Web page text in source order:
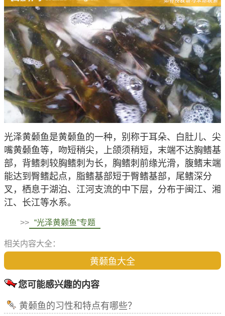
光泽黄颡鱼是黄颡鱼的一种，别称于耳朵、白肚儿、尖
嘴黄颡鱼等，吻短稍尖，上颌须稍短，末端不达胸鳍基
部，背鳍刺较胸鳍刺为长，胸鳍刺前缘光滑，腹鳍末端
能达到臀鳍起点，脂鳍基部短于臀鳍基部，尾鳍深分
叉，栖息于湖泊、江河支流的中下层，分布于闽江、湘
江、长江等水系。
>> “光泽黄颡鱼”专题
相关内容大全：
黄颡鱼大全
您可能感兴趣的内容
黄颡鱼的习性和特点有哪些？